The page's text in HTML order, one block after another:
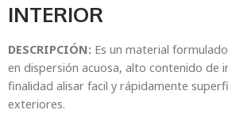
INTERIOR
DESCRIPCIÓN: Es un material
en dispersión acuosa, alto contenido de
finalidad alisar facil y rápidamente
exteriores.